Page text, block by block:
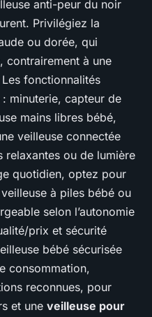
anti-peur du noir
Privilégiez la
ou dorée, qui
contrairement à une
fonctionnalités
minuterie, capteur de
mains libres bébé,
veilleuse connectée
ou de lumière
quotidien, optez pour
à piles bébé ou
selon l’autonomie
prix et sécurité
bébé sécurisée
consommation,
reconnues, pour
et une veilleuse pour